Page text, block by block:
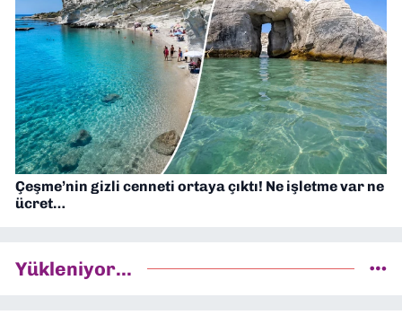
Çeşme’nin gizli cenneti ortaya çıktı! Ne işletme var ne
ücret…
Yükleniyor...